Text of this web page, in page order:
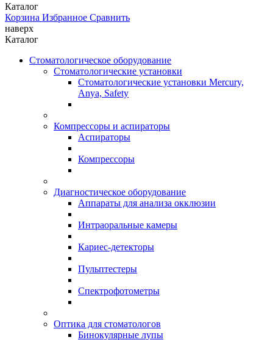
Каталог
Корзина Избранное Сравнить
наверх
Каталог
Стоматологическое оборудование
Стоматологические установки
Стоматологические установки Mercury,
Anya, Safety
Компрессоры и аспираторы
Аспираторы
Компрессоры
Диагностическое оборудование
Аппараты для анализа окклюзии
Интраоральные камеры
Кариес-детекторы
Пульптестеры
Спектрофотометры
Оптика для стоматологов
Бинокулярные лупы